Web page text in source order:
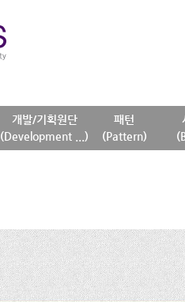
개발/기획원단
(Development ...)
패턴
(Pattern)